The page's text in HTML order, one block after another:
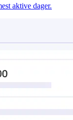
aktive dager.